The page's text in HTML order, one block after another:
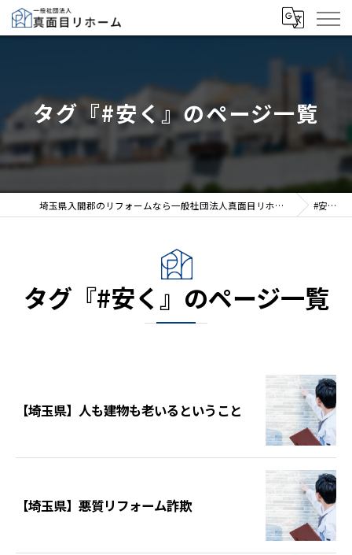
タグ『#安く』のページ一覧
埼玉県入間郡のリフォームなら一般社団法人真面目リホーム #安く
タグ『#安く』のページ一覧
【埼玉県】人も建物も老いるということ
【埼玉県】悪質リフォーム詐欺